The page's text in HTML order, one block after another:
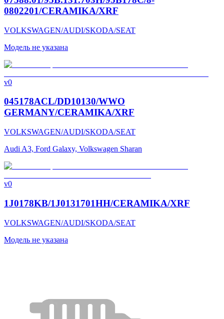
0802201/CERAMIKA/XRF
VOLKSWAGEN/AUDI/SKODA/SEAT
Модель не указана
v0
045178ACL/DD10130/WWO
GERMANY/CERAMIKA/XRF
VOLKSWAGEN/AUDI/SKODA/SEAT
Audi A3, Ford Galaxy, Volkswagen Sharan
v0
1J0178KB/1J0131701HH/CERAMIKA/XRF
VOLKSWAGEN/AUDI/SKODA/SEAT
Модель не указана